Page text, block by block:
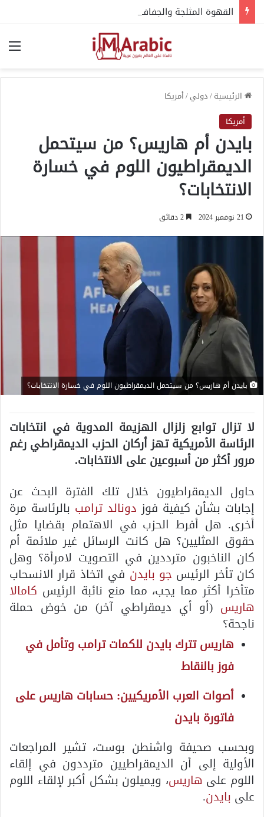
القهوة المثلجة والجفاف.. حقيقة ما يقوله الخبراء
الرئيسية/دولي/أمريكا
أمريكا
بايدن أم هاريس؟ من سيتحمل
الديمقراطيون اللوم في خسارة
الانتخابات؟
21 نوفمبر 2024
بايدن أم هاريس؟ من سيتحمل الديمقراطيون اللوم في خسارة الانتخابات؟
لا تزال توابع زلزال الهزيمة المدوية في انتخابات
الرئاسة الأمريكية تهز أركان الحزب الديمقراطي رغم
مرور أكثر من أسبوعين على الانتخابات.
حاول الديمقراطيون خلال تلك الفترة البحث عن
إجابات بشأن كيفية فوز دونالد ترامب بالرئاسة مرة
أخرى. هل أفرط الحزب في الاهتمام بقضايا مثل
حقوق المثليين؟ هل كانت الرسائل غير ملائمة أم
كان الناخبون مترددين في التصويت لامرأة؟ وهل
كان تأخر الرئيس جو بايدن في اتخاذ قرار الانسحاب
متأخرا أكثر مما يجب، مما منع نائبة الرئيس كامالا
هاريس (أو أي ديمقراطي آخر) من خوض حملة
ناجحة؟
هاريس تترك بايدن للكمات ترامب وتأمل في
فوز بالنقاط
أصوات العرب الأمريكيين: حسابات هاريس على
فاتورة بايدن
وبحسب صحيفة واشنطن بوست، تشير المراجعات
الأولية إلى أن الديمقراطيين مترددون في إلقاء
اللوم على هاريس، ويميلون بشكل أكبر لإلقاء اللوم
على بايدن.